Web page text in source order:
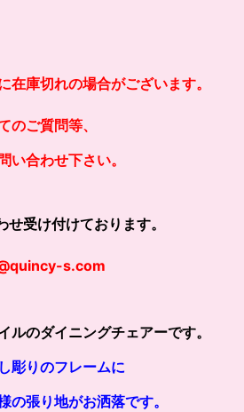
在庫切れの場合がございます。
のご質問等、
い合わせ下さい。
受け付けております。
s.com
ルのダイニングチェアーです。
彫りのフレームに
の張り地がお洒落です。